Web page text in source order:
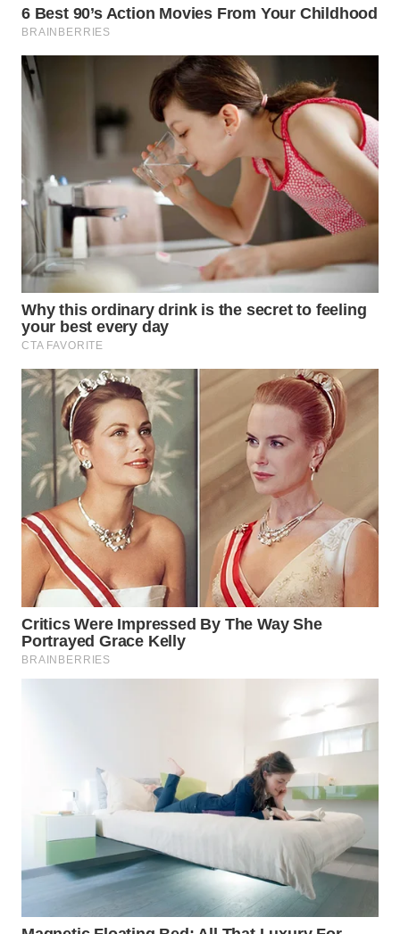
SERIBU
TANGERANG
WN
CIREBON
WN
INDRAMAYU
WN
KUNINGAN
WN
MAJALENGKA
WN
SUBANG
WN
SUKABUMI
WN
PURWAKARTA
WN
PRIANGAN
WN
WN